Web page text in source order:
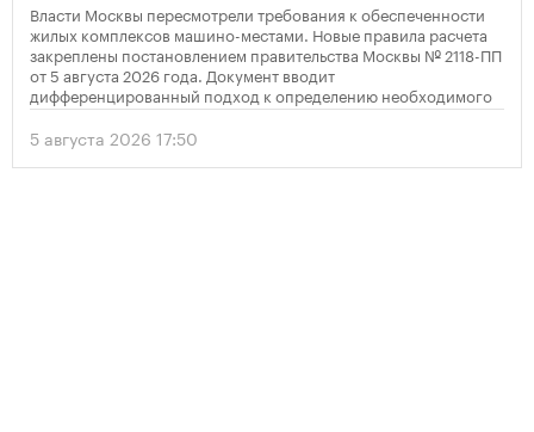
Власти Москвы пересмотрели требования к обеспеченности
жилых комплексов машино-местами. Новые правила расчета
закреплены постановлением правительства Москвы № 2118-ПП
от 5 августа 2026 года. Документ вводит
дифференцированный подход к определению необходимого
количества парковок в зависимости от площади квартир и
устанавливает переходный период для уже согласованных
проектов.
5 августа 2026 17:50